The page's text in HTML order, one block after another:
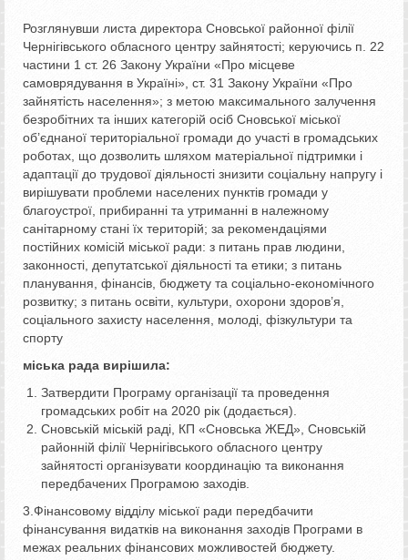
Розглянувши листа директора Сновської районної філії
Чернігівського обласного центру зайнятості; керуючись п. 22
частини 1 ст. 26 Закону України «Про місцеве
самоврядування в Україні», ст. 31 Закону України «Про
зайнятість населення»; з метою максимального залучення
безробітних та інших категорій осіб Сновської міської
об’єднаної територіальної громади до участі в громадських
роботах, що дозволить шляхом матеріальної підтримки і
адаптації до трудової діяльності знизити соціальну напругу і
вирішувати проблеми населених пунктів громади у
благоустрої, прибиранні та утриманні в належному
санітарному стані їх територій; за рекомендаціями
постійних комісій міської ради: з питань прав людини,
законності, депутатської діяльності та етики; з питань
планування, фінансів, бюджету та соціально-економічного
розвитку; з питань освіти, культури, охорони здоров’я,
соціального захисту населення, молоді, фізкультури та
спорту
міська рада вирішила:
Затвердити Програму організації та проведення
громадських робіт на 2020 рік (додається).
Сновській міській раді, КП «Сновська ЖЕД», Сновській
районній філії Чернігівського обласного центру
зайнятості організувати координацію та виконання
передбачених Програмою заходів.
3.Фінансовому відділу міської ради передбачити
фінансування видатків на виконання заходів Програми в
межах реальних фінансових можливостей бюджету.